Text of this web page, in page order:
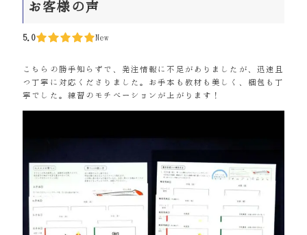
お客様の声
New
5.0
こちらの勝手知らずで、発注情報に不足がありましたが、迅速且
つ丁寧に対応くださりました。お手本も教材も美しく、梱包も丁
寧でした。練習のモチベーションが上がります！